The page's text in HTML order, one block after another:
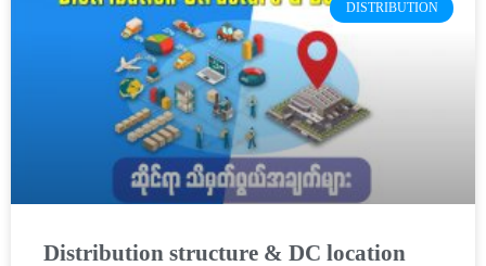
DISTRIBUTION
Distribution structure & DC location